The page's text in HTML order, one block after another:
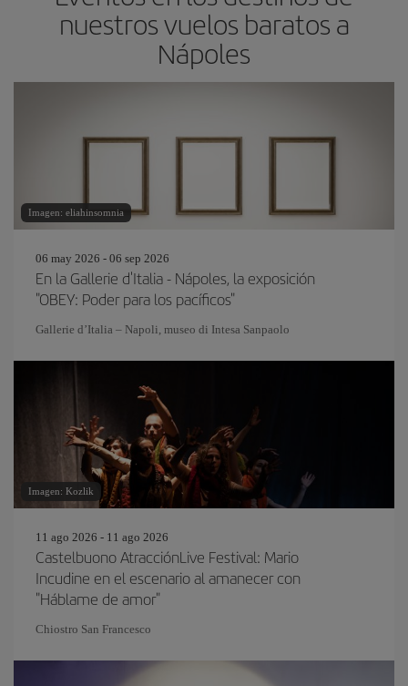
nuestros vuelos baratos a
Nápoles
Imagen: eliahinsomnia
06 may 2026 - 06 sep 2026
En la Gallerie d'Italia - Nápoles, la exposición
"OBEY: Poder para los pacíficos"
Gallerie d’Italia – Napoli, museo di Intesa Sanpaolo
Imagen: Kozlik
11 ago 2026 - 11 ago 2026
Castelbuono AtracciónLive Festival: Mario
Incudine en el escenario al amanecer con
"Háblame de amor"
Chiostro San Francesco